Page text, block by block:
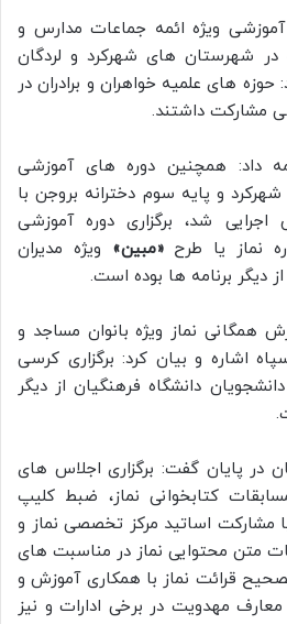
آموزشی ویژه ائمه جماعات مدارس و
شهرستان‌ های شهرکرد و لردگان
های علمیه خواهران و برادران در
مشارکت داشتند.
داد: همچنین دوره‌ های آموزشی
و پایه سوم دخترانه بروجن با
شد، برگزاری دوره آموزشی
نماز یا طرح«مبین» ویژه مدیران
دیگر برنامه‌ ها بوده است.
همگانی نماز ویژه بانوان مساجد و
اشاره و بیان کرد: برگزاری کرسی‌
دانشگاه فرهنگیان از دیگر
در پایان گفت: برگزاری اجلاس‌ های
کتابخوانی نماز، ضبط کلیپ‌
مشارکت اساتید مرکز تخصصی نماز و
متن محتوایی نماز در مناسبت‌ های
قرائت نماز با همکاری آموزش‌ و
مهدویت در برخی ادارات و نیز